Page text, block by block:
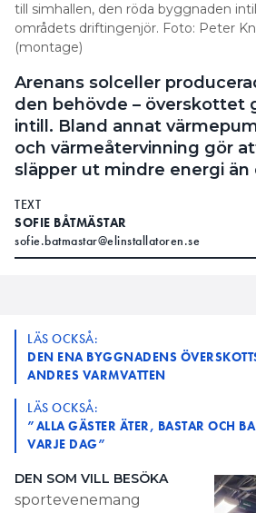
till simhallen, den röda byggnaden
områdets driftingenjör. Foto: Peter
(montage)
Arenans solceller
den behövde – överskottet
intill. Bland annat
och värmeåtervinning gör
släpper ut mindre energi än
TEXT
SOFIE BÅTMÄSTAR
sofie.batmastar@elinstallatoren.se
LÄS OCKSÅ:
DEN ENA BYGGNADENS
ANDRES VARMVATTEN
LÄS OCKSÅ:
”ALLA GÄSTER ÄTER, BASTAR OCH
VARJE DAG”
DEN SOM VILL BESÖKA
sportevenemang